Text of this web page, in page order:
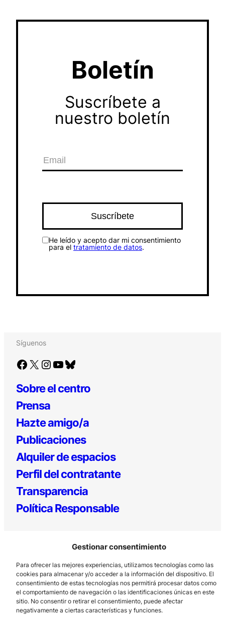
Gestionar consentimiento
Para ofrecer las mejores experiencias, utilizamos tecnologías como las
cookies para almacenar y/o acceder a la información del dispositivo. El
consentimiento de estas tecnologías nos permitirá procesar datos como
el comportamiento de navegación o las identificaciones únicas en este
sitio. No consentir o retirar el consentimiento, puede afectar
negativamente a ciertas características y funciones.
Boletín
Suscríbete a
nuestro boletín
He leído y acepto dar mi consentimiento
para el tratamiento de datos.
Síguenos
Facebook X Instagram YouTube Bluesky
Sobre el centro
Prensa
Hazte amigo/a
Publicaciones
Alquiler de espacios
Perfil del contratante
Transparencia
Política Responsable
Los Prados, 121 – 33203 Gijón
985 185 577 – info@laboralcentrodearte.org